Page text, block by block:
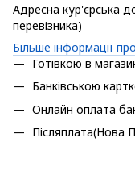
Адресна кур'єрська
перевізника)
Більше інформації
Готівкою в
Банківською
Онлайн оплата
Післяплата(Нова